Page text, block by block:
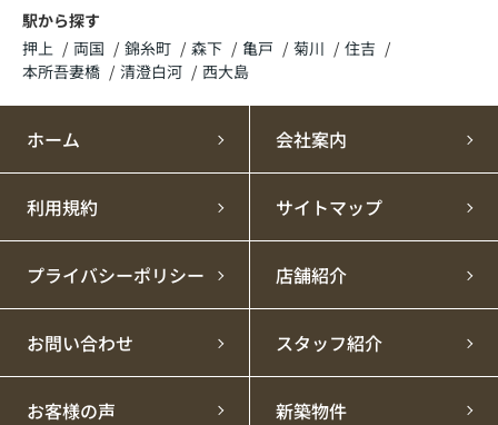
2026年5月16日(土)より〚クールビズ〛を実施いたし
ます。
皆様のご理解とご協力を賜りますようお願い申し上げ
【実施期間】
2026年5月16日(土)～10月12日(月)
2026.04.16
PM・売買事業部 ゴールデンウィーク休
業のお知らせ
駅から探す
押上
両国 錦糸町 森下 亀戸 菊川
住吉
本所吾妻橋
清澄白河 西大島
ホーム 会社案内
利用規約 サイトマップ
プライバシーポリシー 店舗紹介
お問い合わせ スタッフ紹介
お客様の声 新築物件